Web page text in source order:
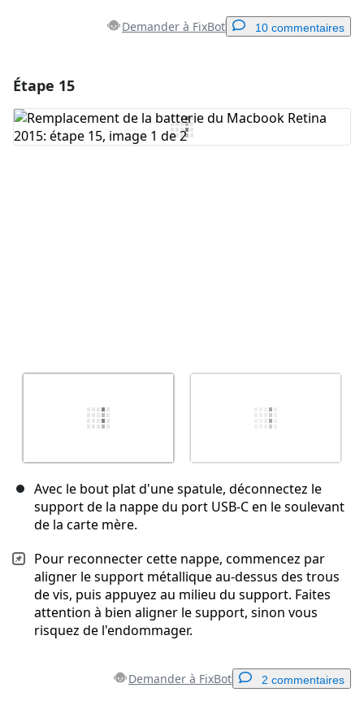
Demander à FixBot 10 commentaires
Ajouter un commentaire
Étape 15
Avec le bout plat d'une spatule, déconnectez le
support de la nappe du port USB-C en le soulevant
de la carte mère.
Pour reconnecter cette nappe, commencez par
aligner le support métallique au-dessus des trous
de vis, puis appuyez au milieu du support. Faites
attention à bien aligner le support, sinon vous
risquez de l'endommager.
Demander à FixBot 2 commentaires